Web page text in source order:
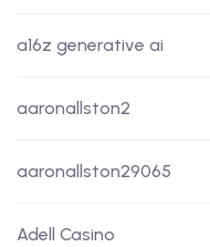
a16z generative ai
aaronallston2
aaronallston29065
Adell Casino